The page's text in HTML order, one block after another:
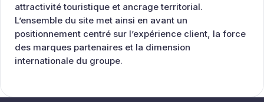
attractivité touristique et ancrage territorial.
L’ensemble du site met ainsi en avant un
positionnement centré sur l’expérience client, la force
des marques partenaires et la dimension
internationale du groupe.